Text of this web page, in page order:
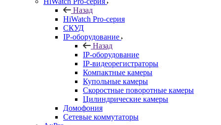
Назад
HiWatch Pro-серия
CКУД
IP-оборудование
Назад
IP-оборудование
IP-видеорегистраторы
Компактные камеры
Купольные камеры
Скоростные поворотные камеры
Цилиндрические камеры
Домофония
Сетевые коммутаторы